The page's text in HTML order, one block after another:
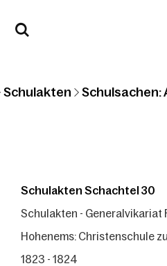
Schulakten Schulsachen:
Schulakten Schachtel 30
Schulakten - Generalvikariat
Hohenems: Christenschule
1823 - 1824